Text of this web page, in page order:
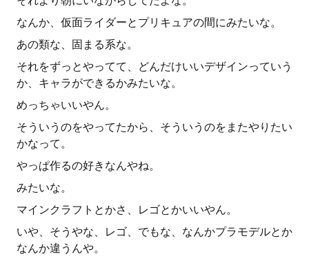
なんか、仮面ライダーとプリキュアの間にみたいな。
あの類な、固まる系な。
それをずっとやってて、どんだけいいデザインっていう
か、キャラができるかみたいな。
めっちゃいいやん。
そういうのをやってたから、そういうのをまたやりたい
かなって。
やっぱ作るの好きなんやね。
みたいな。
マインクラフトとかさ、レゴとかいいやん。
いや、そうやな、レゴ、でもな、なんかプラモデルとか
なんか違うんや。